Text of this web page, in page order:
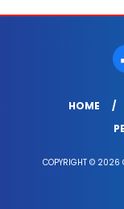
HOME
COPYRIGHT © 2026